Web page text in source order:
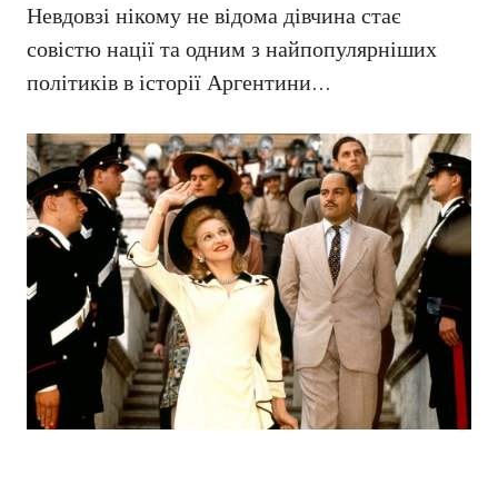
Невдовзі нікому не відома дівчина стає
совістю нації та одним з найпопулярніших
політиків в історії Аргентини…